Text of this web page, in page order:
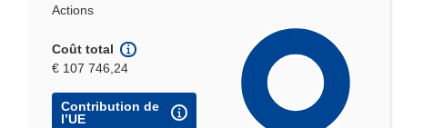
Actions
Coût total
€ 107 746,24
Contribution de
l’UE